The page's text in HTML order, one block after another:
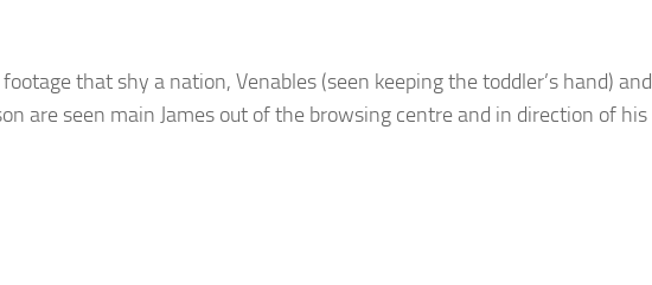
footage that shy a nation, Venables (seen keeping the toddler’s hand) and
are seen main James out of the browsing centre and in direction of his